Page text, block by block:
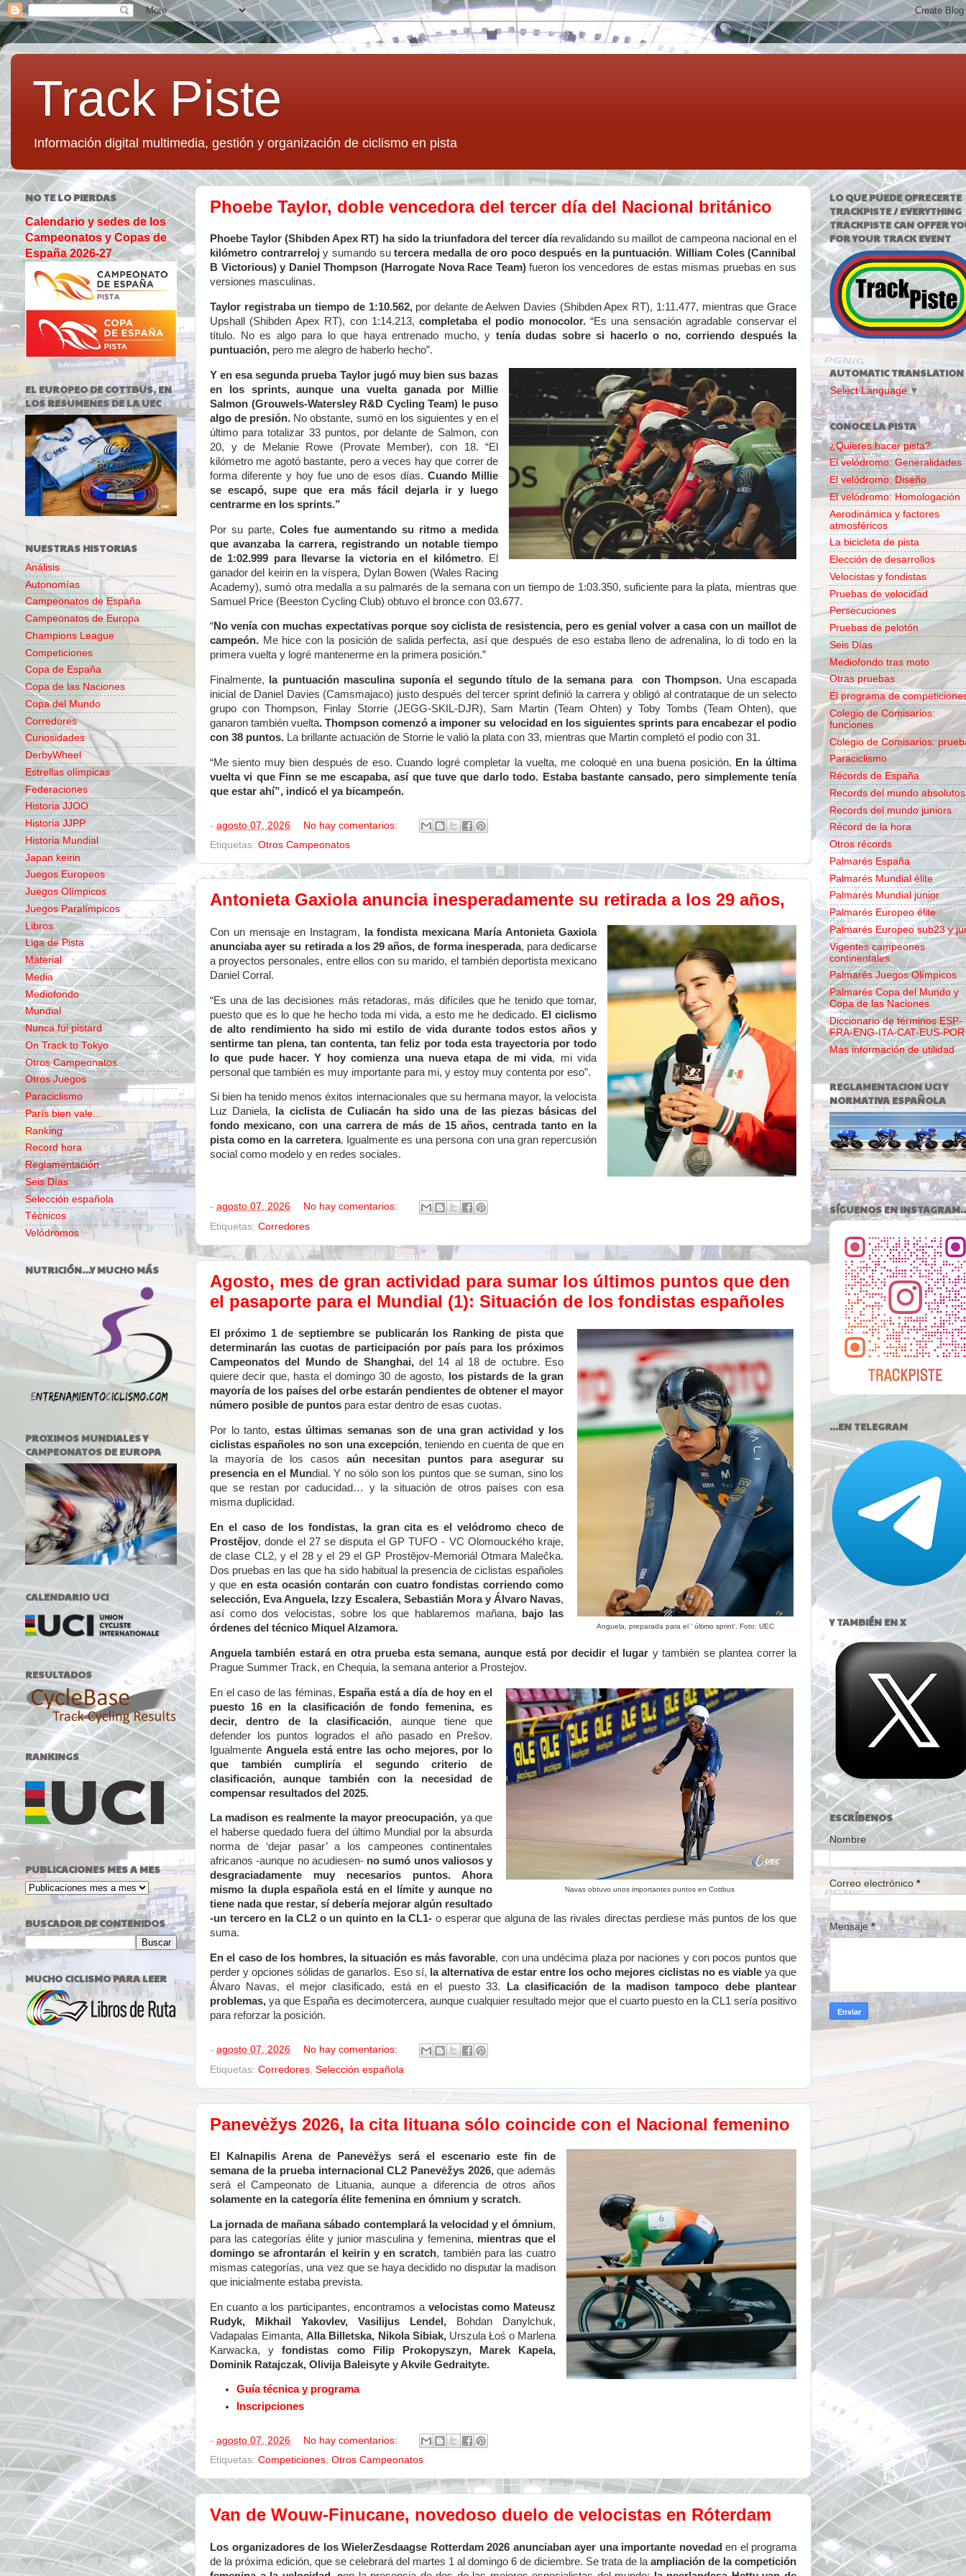
Track Piste
Información digital multimedia, gestión y organización de ciclismo en pista
Phoebe Taylor, doble vencedora del tercer día del Nacional británico
Phoebe Taylor (Shibden Apex RT) ha sido la triunfadora del tercer día revalidando su maillot de campeona nacional en el
kilómetro contrarreloj y sumando sutercera medalla de oro poco después en la puntuación.William Coles (Cannibal
B Victorious) y Daniel Thompson (Harrogate Nova Race Team)fueron los vencedores de estas mismas pruebas en sus
versiones masculinas.
Taylor registraba un tiempo de 1:10.562, por delante de Aelwen Davies (Shibden Apex RT), 1:11.477, mientras que Grace
Upshall (Shibden Apex RT), con 1:14.213,completaba el podio monocolor.“Es una sensación agradable conservar el
título. No es algo para lo que haya entrenado mucho, y tenía dudas sobre si hacerlo o no, corriendo después la
puntuación, pero me alegro de haberlo hecho”.
Y en esa segunda prueba Taylor jugó muy bien sus bazas
en los sprints, aunque una vuelta ganada por Millie
Salmon (Grouwels-Watersley R&D Cycling Team) le puso
algo de presión. No obstante, sumó en los siguientes y en el
último para totalizar 33 puntos, por delante de Salmon, con
20, y de Melanie Rowe (Provate Member), con 18. “El
kilómetro me agotó bastante, pero a veces hay que correr de
forma diferente y hoy fue uno de esos días. Cuando Millie
se escapó, supe que era más fácil dejarla ir y luego
centrarme en los sprints.”
Por su parte,Coles fue aumentando su ritmo a medida
que avanzaba la carrera, registrando un notable tiempo
de 1:02.999 para llevarse la victoria en el kilómetro. El
ganador del keirin en la víspera, Dylan Bowen (Wales Racing
Academy), sumó otra medalla a su palmarés de la semana con un tiempo de 1:03.350, suficiente para la plata, mientras que
Samuel Price (Beeston Cycling Club) obtuvo el bronce con 03.677.
“No venía con muchas expectativas porque soy ciclista de resistencia, pero es genial volver a casa con un maillot de
campeón. Me hice con la posición de salida perfecta, así que después de eso estaba lleno de adrenalina, lo di todo en la
primera vuelta y logré mantenerme en la primera posición.”
Finalmente, la puntuación masculina suponía el segundo título de la semana para con Thompson. Una escapada
inicial de Daniel Davies (Camsmajaco) justo después del tercer sprint definió la carrera y obligó al contrataque de un selecto
grupo con Thompson, Finlay Storrie (JEGG-SKIL-DJR), Sam Martin (Team Ohten) y Toby Tombs (Team Ohten), que
ganaron también vuelta. Thompson comenzó a imponer su velocidad en los siguientes sprints para encabezar el podio
con 38 puntos. La brillante actuación de Storrie le valió la plata con 33, mientras que Martin completó el podio con 31.
“Me siento muy bien después de eso. Cuando logré completar la vuelta, me coloqué en una buena posición. En la última
vuelta vi que Finn se me escapaba, así que tuve que darlo todo. Estaba bastante cansado, pero simplemente tenía
que estar ahí”, indicó el ya bicampeón.
- agosto 07, 2026
No hay comentarios:
Etiquetas: Otros Campeonatos
Antonieta Gaxiola anuncia inesperadamente su retirada a los 29 años,
Con un mensaje en Instagram,
la fondista mexicana María Antonieta Gaxiola
anunciaba ayer su retirada a los 29 años, de forma inesperada, para dedicarse
a proyectos personales, entre ellos con su marido, el también deportista mexicano
Daniel Corral.
“Es una de las decisiones más retadoras, más difíciles que he tenido que tomar,
puesto que es lo que he hecho toda mi vida, a esto me he dedicado. El ciclismo
de alto rendimiento ha sido mi estilo de vida durante todos estos años y
sentirme tan plena, tan contenta, tan feliz por toda esta trayectoria por todo
lo que pude hacer. Y hoy comienza una nueva etapa de mi vida, mi vida
personal que también es muy importante para mi, y estoy muy contenta por eso”.
Si bien ha tenido menos éxitos internacionales que su hermana mayor, la velocista
Luz Daniela,
la ciclista de Culiacán ha sido una de las piezas básicas del
fondo mexicano, con una carrera de más de 15 años, centrada tanto en la
pista como en la carretera. Igualmente es una persona con una gran repercusión
social como modelo y en redes sociales.
- agosto 07, 2026
No hay comentarios:
Etiquetas: Corredores
Agosto, mes de gran actividad para sumar los últimos puntos que den
el pasaporte para el Mundial (1): Situación de los fondistas españoles
Anguela, preparada para el ' último sprint'. Foto: UEC
El próximo 1 de septiembre se publicarán los Ranking de pista que
determinarán las cuotas de participación por país para los próximos
Campeonatos del Mundo de Shanghai,del 14 al 18 de octubre. Eso
quiere decir que, hasta el domingo 30 de agosto,
los pistards de la gran
mayoría de los países del orbe estarán pendientes de obtener el mayor
número posible de puntos para estar dentro de esas cuotas.
Por lo tanto, estas últimas semanas son de una gran actividad y los
ciclistas españoles no son una excepción, teniendo en cuenta de que en
la mayoría de los casosaún necesitan puntos para asegurar su
presencia en el Mundial. Y no sólo son los puntos que se suman, sino los
que se restan por caducidad… y la situación de otros países con esa
misma duplicidad.
En el caso de los fondistas, la gran cita es el velódromo checo de
Prostějov, donde el 27 se disputa el GP TUFO - VC Olomouckého kraje,
de clase CL2, y el 28 y el 29 el GP Prostějov-Memoriál Otmara Malečka.
Dos pruebas en las que ha sido habitual la presencia de ciclistas españoles
y que en esta ocasión contarán con cuatro fondistas corriendo como
selección, Eva Anguela, Izzy Escalera, Sebastián Mora y Álvaro Navas,
así como dos velocistas, sobre los que hablaremos mañana,
bajo las
órdenes del técnico Miquel Alzamora.
Anguela también estará en otra prueba esta semana, aunque está por decidir el lugar y también se plantea correr la
Prague Summer Track, en Chequia, la semana anterior a Prostejov.
Navas obtuvo unos importantes puntos en Cottbus
En el caso de las féminas, España está a día de hoy en el
puesto 16 en la clasificación de fondo femenina, es
decir, dentro de la clasificación, aunque tiene que
defender los puntos logrados el año pasado en Prešov.
Igualmente Anguela está entre las ocho mejores, por lo
que también cumpliría el segundo criterio de
clasificación, aunque también con la necesidad de
compensar resultados del 2025.
La madison es realmente la mayor preocupación, ya que
el haberse quedado fuera del último Mundial por la absurda
norma de ‘dejar pasar’ a los campeones continentales
africanos -aunque no acudiesen- no sumó unos valiosos y
desgraciadamente muy necesarios puntos. Ahora
mismo la dupla española está en el límite y aunque no
tiene nada que restar, sí debería mejorar algún resultado
-un tercero en la CL2 o un quinto en la CL1- o esperar que alguna de las rivales directas perdiese más puntos de los que
suma.
En el caso de los hombres, la situación es más favorable, con una undécima plaza por naciones y con pocos puntos que
perder y opciones sólidas de ganarlos. Eso sí, la alternativa de estar entre los ocho mejores ciclistas no es viableya que
Álvaro Navas, el mejor clasificado, está en el puesto 33.
La clasificación de la madison tampoco debe plantear
problemas, ya que España es decimotercera, aunque cualquier resultado mejor que el cuarto puesto en la CL1 sería positivo
para reforzar la posición.
- agosto 07, 2026
No hay comentarios:
Etiquetas: Corredores Selección española
Panevėžys 2026, la cita lituana sólo coincide con el Nacional femenino
El Kalnapilis Arena de Panevėžys será el escenario este fin de
semana de la prueba internacional CL2 Panevėžys 2026,que además
será el Campeonato de Lituania, aunque a diferencia de otros años
solamente en la categoría élite femenina en ómnium y scratch.
La jornada de mañana sábado contemplará la velocidad y el ómnium,
para las categorías élite y junior masculina y femenina, mientras que el
domingo se afrontarán el keirin y en scratch, también para las cuatro
mismas categorías, una vez que se haya decidido no disputar la madison
que inicialmente estaba prevista.
En cuanto a los participantes, encontramos a velocistas como Mateusz
Rudyk, Mikhail Yakovlev, Vasilijus Lendel, Bohdan Danylchuk,
Vadapalas Eimanta,Alla Billetska, Nikola Sibiak,Urszula Łoś o Marlena
Karwacka, yfondistas como Filip Prokopyszyn, Marek Kapela,
Dominik Ratajczak, Olivija Baleisyte y Akvile Gedraityte.
Guía técnica y programa
Inscripciones
- agosto 07, 2026
No hay comentarios:
Etiquetas: Competiciones, Otros Campeonatos
Van de Wouw-Finucane, novedoso duelo de velocistas en Róterdam
Los organizadores de los WielerZesdaagse Rotterdam 2026 anunciaban ayer una importante novedad en el programa
de la próxima edición, que se celebrará del martes 1 al domingo 6 de diciembre. Se trata de la ampliación de la competición
NO TE LO PIERDAS
Calendario y sedes de los
Campeonatos y Copas de
España 2026-27
EL EUROPEO DE COTTBUS, EN
LOS RESUMENES DE LA UEC
NUESTRAS HISTORIAS
Análisis
Autonomías
Campeonatos de España
Campeonatos de Europa
Champions League
Competiciones
Copa de España
Copa de las Naciones
Copa del Mundo
Corredores
Curiosidades
DerbyWheel
Estrellas olímpicas
Federaciones
Historia JJOO
Historia JJPP
Historia Mundial
Japan keirin
Juegos Europeos
Juegos Olímpicos
Juegos Paralímpicos
Libros
Liga de Pista
Material
Media
Mediofondo
Mundial
Nunca fui pistard
On Track to Tokyo
Otros Campeonatos
Otros Juegos
Paraciclismo
París bien vale...
Ranking
Record hora
Reglamentación
Seis Días
Selección española
Técnicos
Velódromos
NUTRICIÓN...Y MUCHO MÁS
PROXIMOS MUNDIALES Y
CAMPEONATOS DE EUROPA
CALENDARIO UCI
RESULTADOS
RANKINGS
PUBLICACIONES MES A MES
BUSCADOR DE CONTENIDOS
MUCHO CICLISMO PARA LEER
LO QUE PUEDE OFRECERTE
TRACKPISTE / EVERYTHING
TRACKPISTE CAN OFFER
FOR YOUR TRACK EVENT
AUTOMATIC TRANSLATION
Select Language ▼
CONOCE LA PISTA
¿Quieres hacer pista?
El velódromo: Generalidades
El velódromo: Diseño
El velódromo: Homologación
Aerodinámica y factores
atmosféricos
La bicicleta de pista
Elección de desarrollos
Velocistas y fondistas
Pruebas de velocidad
Persecuciones
Pruebas de pelotón
Seis Días
Mediofondo tras moto
Otras pruebas
El programa de
Colegio de Comisarios:
funciones
Colegio de Comisarios:
Paraciclismo
Récords de España
Records del mundo absolutos
Records del mundo juniors
Récord de la hora
Otros récords
Palmarés España
Palmarés Mundial élite
Palmarés Mundial junior
Palmarés Europeo élite
Palmarés Europeo sub23 y
Vigentes campeones
continentales
Palmarés Juegos Olímpicos
Palmarés Copa del Mundo y
Copa de las Naciones
Diccionario de términos ESP-
FRA-ENG-ITA-CAT-EUS-POR
Más información de utilidad
REGLAMENTACION UCI Y
NORMATIVA ESPAÑOLA
SÍGUENOS EN
...EN TELEGRAM
Y TAMBIÉN EN X
ESCRÍBENOS
Nombre
Correo electrónico *
Mensaje*